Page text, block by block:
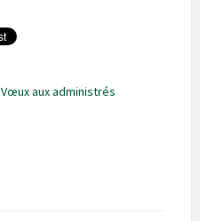
Vœux aux administrés